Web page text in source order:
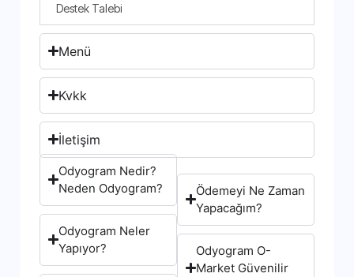
Destek Talebi
Menü
Kvkk
İletişim
Odyogram Nedir?
Neden Odyogram?
Odyogram Neler
Yapıyor?
Ödemeyi Ne Zaman
Yapacağım?
Odyogram O-
Market Güvenilir